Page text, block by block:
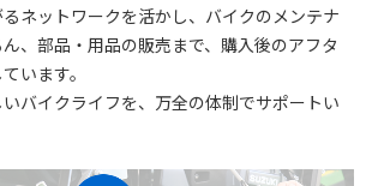
ネットワークを活かし、バイクのメンテナ
、部品・用品の販売まで、購入後のアフタ
います。
バイクライフを、万全の体制でサポートい